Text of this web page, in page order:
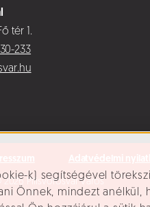
k) segítségével
Önnek, mindezt anélkül,
tér 1.
233
Pilisvörösvár Város